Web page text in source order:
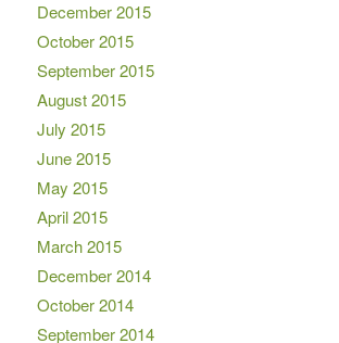
December 2015
October 2015
September 2015
August 2015
July 2015
June 2015
May 2015
April 2015
March 2015
December 2014
October 2014
September 2014